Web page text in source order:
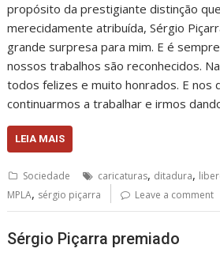
propósito da prestigiante distinção
merecidamente atribuída, Sérgio
grande surpresa para mim. E é
nossos trabalhos são reconhecidos.
todos felizes e muito honrados. E nos
continuarmos a trabalhar e irmos
LEIA MAIS
Sociedade caricaturas, ditadura,
MPLA, sérgio piçarra Leave a comment
Sérgio Piçarra premiado